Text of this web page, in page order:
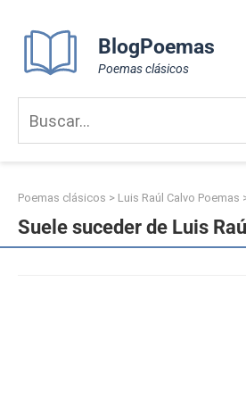
content
BlogPoemas
Poemas clásicos
Poemas clásicos > Luis Raúl Calvo Poemas
Suele suceder de Luis